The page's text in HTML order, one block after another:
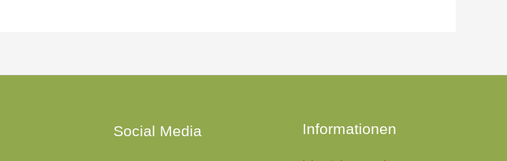
Social Media Informationen